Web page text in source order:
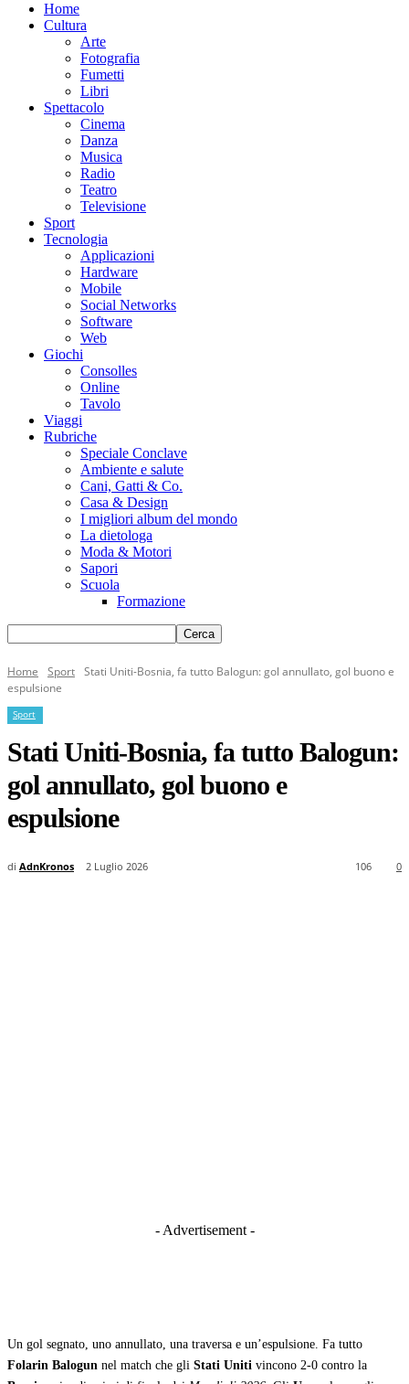
Home
Cultura
Arte
Fotografia
Fumetti
Libri
Spettacolo
Cinema
Danza
Musica
Radio
Teatro
Televisione
Sport
Tecnologia
Applicazioni
Hardware
Mobile
Social Networks
Software
Web
Giochi
Consolles
Online
Tavolo
Viaggi
Rubriche
Speciale Conclave
Ambiente e salute
Cani, Gatti & Co.
Casa & Design
I migliori album del mondo
La dietologa
Moda & Motori
Sapori
Scuola
Formazione
Home Sport Stati Uniti-Bosnia, fa tutto Balogun: gol annullato, gol buono e
espulsione
Sport
Stati Uniti-Bosnia, fa tutto Balogun:
gol annullato, gol buono e
espulsione
di AdnKronos 2 Luglio 2026 0
106
- Advertisement -
Un gol segnato, uno annullato, una traversa e un’espulsione. Fa tutto
Folarin Balogun nel match che gli Stati Uniti vincono 2-0 contro la